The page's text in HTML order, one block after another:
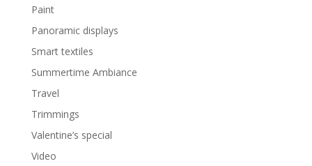
Paint
Panoramic displays
Smart textiles
Summertime Ambiance
Travel
Trimmings
Valentine’s special
Video